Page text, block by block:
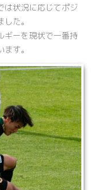
は状況に応じてポジ
た。
ギーを現状で一番持
す。